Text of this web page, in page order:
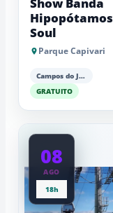
Hipopótamos
Soul
Parque Capivari
Campos do Jordão
GRATUITO
08
AGO
18h